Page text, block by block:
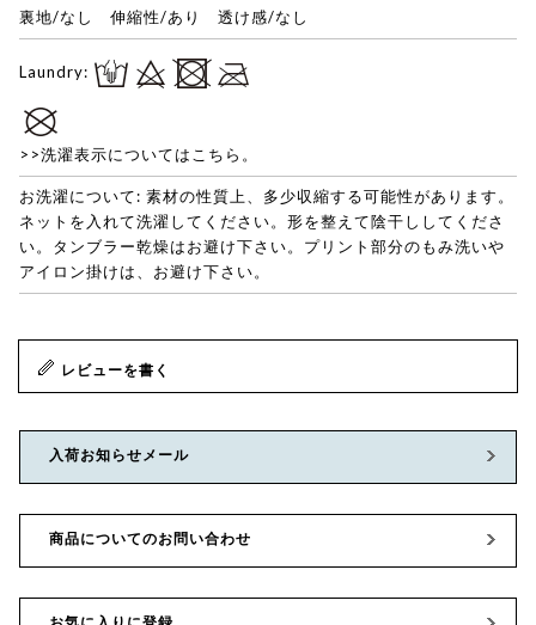
裏地/なし 伸縮性/あり 透け感/なし
Laundry:
>>洗濯表示についてはこちら。
お洗濯について: 素材の性質上、多少収縮する可能性があります。
ネットを入れて洗濯してください。形を整えて陰干ししてくださ
い。タンブラー乾燥はお避け下さい。プリント部分のもみ洗いや
アイロン掛けは、お避け下さい。
レビューを書く
入荷お知らせメール
商品についてのお問い合わせ